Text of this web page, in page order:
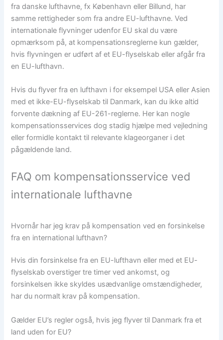
fra danske lufthavne, fx København eller Billund, har
samme rettigheder som fra andre EU-lufthavne. Ved
internationale flyvninger udenfor EU skal du være
opmærksom på, at kompensationsreglerne kun gælder,
hvis flyvningen er udført af et EU-flyselskab eller afgår fra
en EU-lufthavn.
Hvis du flyver fra en lufthavn i for eksempel USA eller Asien
med et ikke-EU-flyselskab til Danmark, kan du ikke altid
forvente dækning af EU-261-reglerne. Her kan nogle
kompensationsservices dog stadig hjælpe med vejledning
eller formidle kontakt til relevante klageorganer i det
pågældende land.
FAQ om kompensationsservice ved
internationale lufthavne
Hvornår har jeg krav på kompensation ved en forsinkelse
fra en international lufthavn?
Hvis din forsinkelse fra en EU-lufthavn eller med et EU-
flyselskab overstiger tre timer ved ankomst, og
forsinkelsen ikke skyldes usædvanlige omstændigheder,
har du normalt krav på kompensation.
Gælder EU’s regler også, hvis jeg flyver til Danmark fra et
land uden for EU?